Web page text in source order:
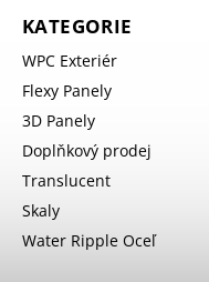
KATEGORIE
WPC Exteriér
Flexy Panely
3D Panely
Doplňkový prodej
Translucent
Skaly
Water Ripple Oceľ